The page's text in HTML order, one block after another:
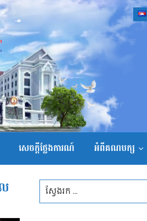
សេចក្ដីថ្លែងការណ៍ អំពីគណបក្ស